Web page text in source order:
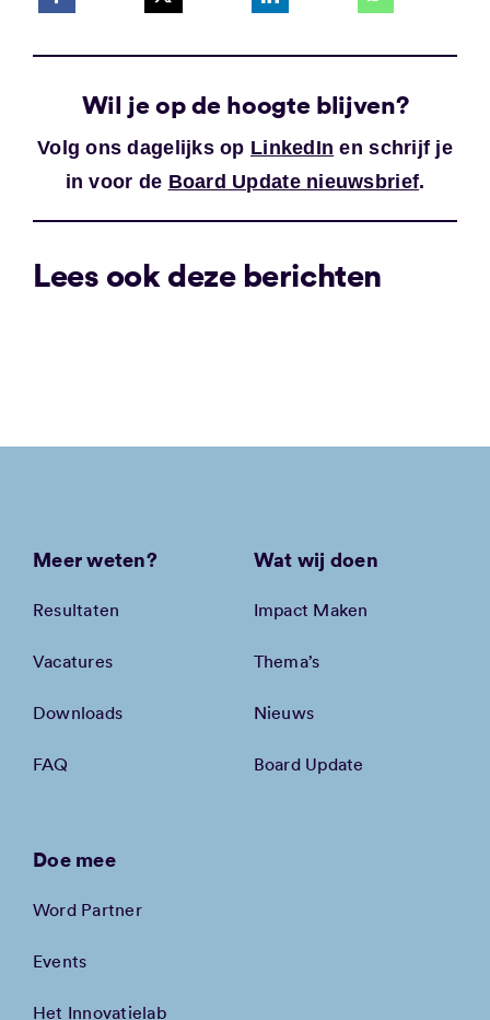
Wil je op de hoogte blijven?
Volg ons dagelijks op LinkedIn en schrijf je
in voor de Board Update nieuwsbrief.
Lees ook deze berichten
Meer weten?
Resultaten
Vacatures
Downloads
FAQ
Wat wij doen
Impact Maken
Thema’s
Nieuws
Board Update
Doe mee
Word Partner
Events
Het Innovatielab